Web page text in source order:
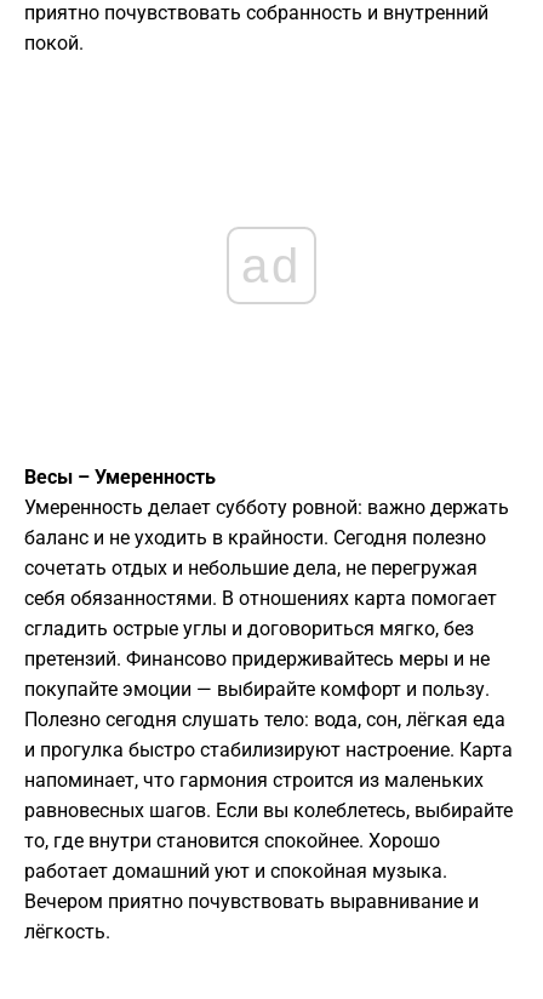
приятно почувствовать собранность и внутренний
покой.
ad
Весы – Умеренность
Умеренность делает субботу ровной: важно держать
баланс и не уходить в крайности. Сегодня полезно
сочетать отдых и небольшие дела, не перегружая
себя обязанностями. В отношениях карта помогает
сгладить острые углы и договориться мягко, без
претензий. Финансово придерживайтесь меры и не
покупайте эмоции — выбирайте комфорт и пользу.
Полезно сегодня слушать тело: вода, сон, лёгкая еда
и прогулка быстро стабилизируют настроение. Карта
напоминает, что гармония строится из маленьких
равновесных шагов. Если вы колеблетесь, выбирайте
то, где внутри становится спокойнее. Хорошо
работает домашний уют и спокойная музыка.
Вечером приятно почувствовать выравнивание и
лёгкость.